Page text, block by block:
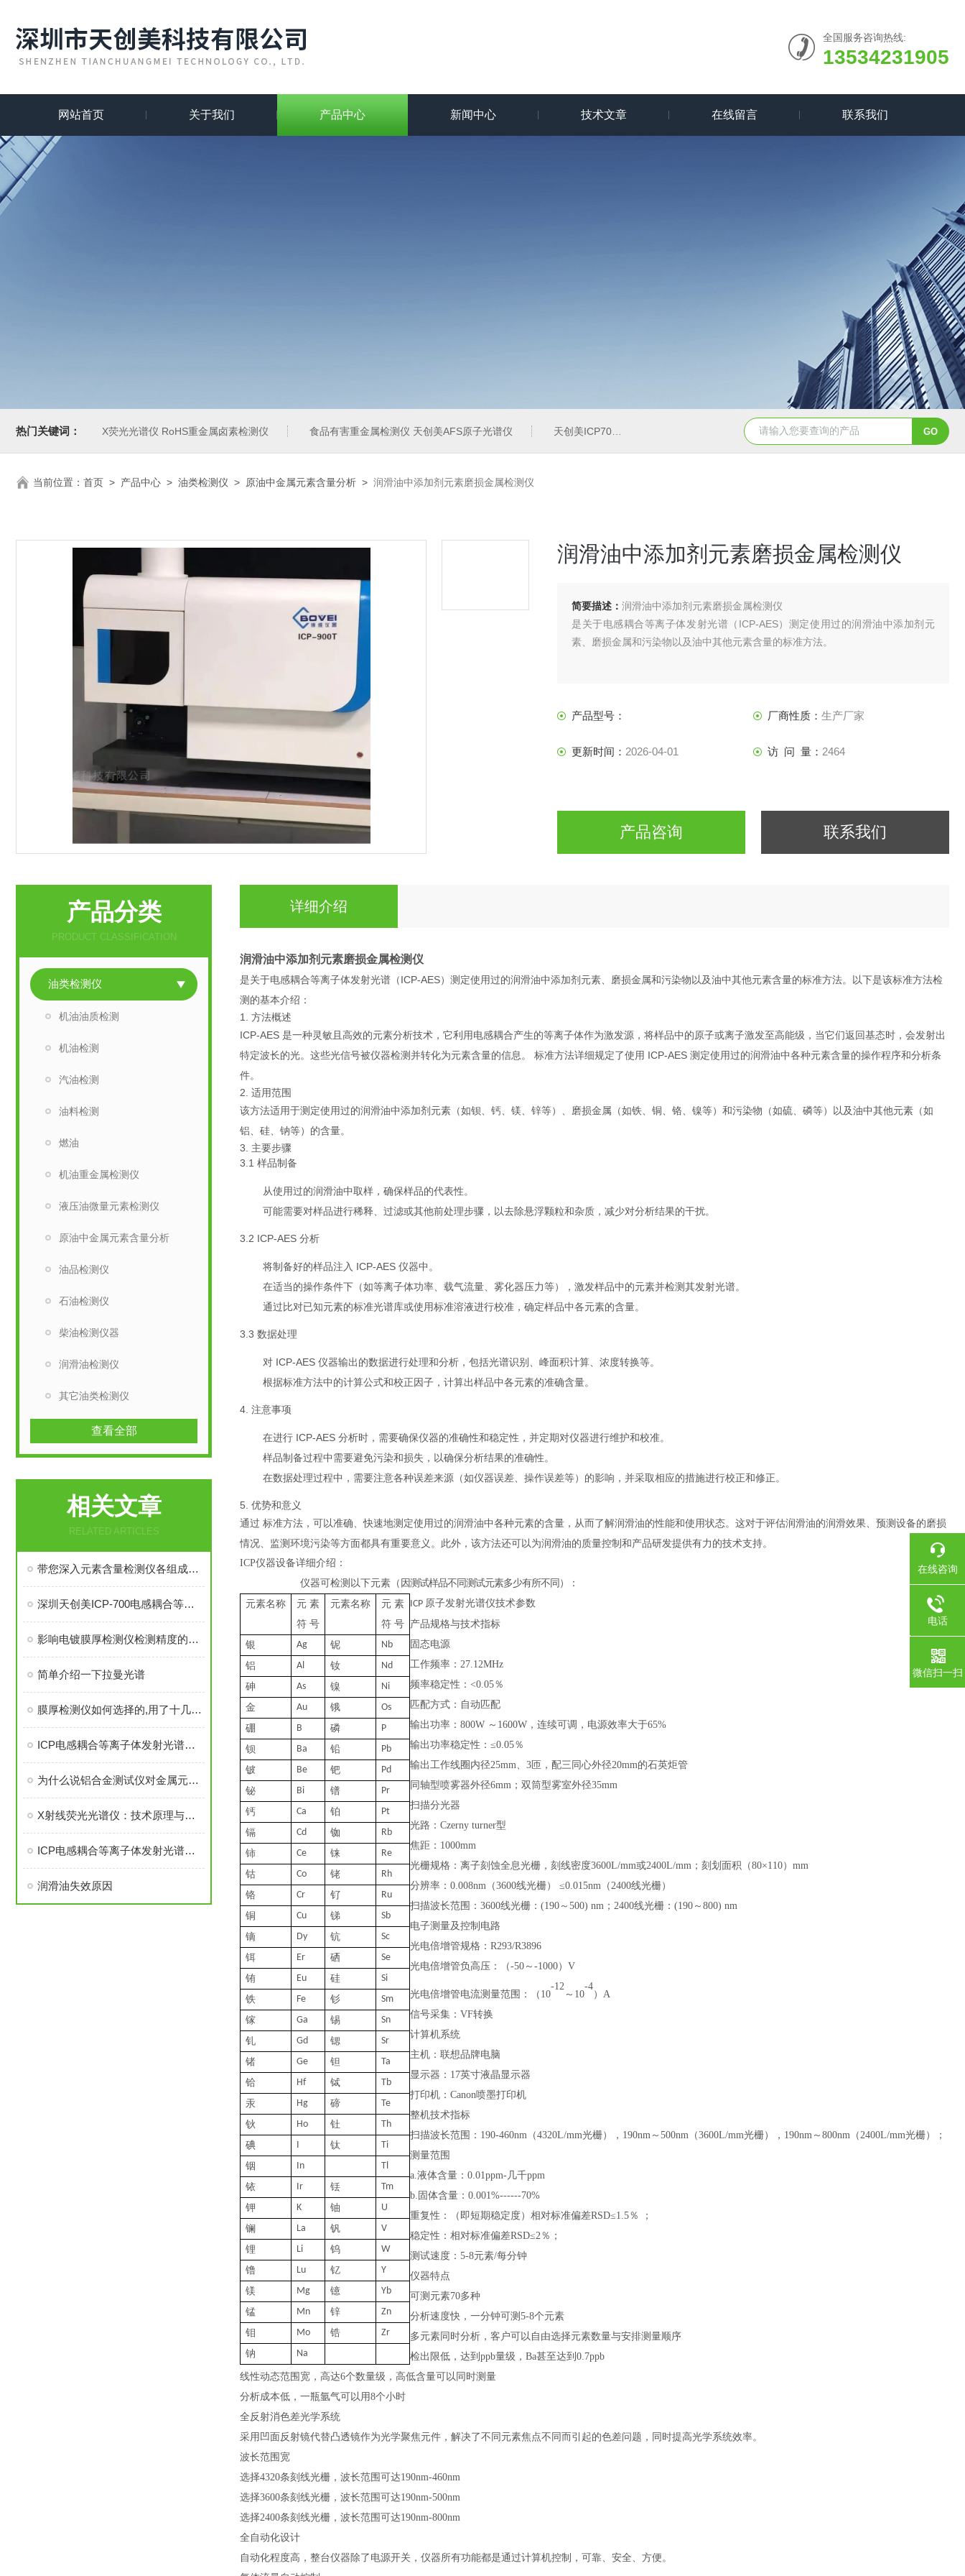
全国服务咨询热线:
13534231905
网站首页 关于我们 产品中心 新闻中心 技术文章 在线留言 联系我们
热门关键词： X荧光光谱仪 RoHS重金属卤素检测仪 食品有害重金属检测仪 天创美AFS原子光谱仪 天创美ICP700T电镀液中金属元素含量检测仪 天创美EDX1800电镀镀层厚度检测仪
当前位置： 首页 > 产品中心 > 油类检测仪 > 原油中金属元素含量分析 > 润滑油中添加剂元素磨损金属检测仪
润滑油中添加剂元素磨损金属检测仪
简要描述： 润滑油中添加剂元素磨损金属检测仪
是关于电感耦合等离子体发射光谱（ICP-AES）测定使用过的润滑油中添加剂元
素、磨损金属和污染物以及油中其他元素含量的标准方法。
产品型号： 厂商性质： 生产厂家
更新时间： 2026-04-01 访 问 量： 2464
产品咨询 联系我们
产品分类
PRODUCT CLASSIFICATION
油类检测仪
机油油质检测
机油检测
汽油检测
油料检测
燃油
机油重金属检测仪
液压油微量元素检测仪
原油中金属元素含量分析
油品检测仪
石油检测仪
柴油检测仪器
润滑油检测仪
其它油类检测仪
查看全部
相关文章
RELATED ARTICLES
带您深入元素含量检测仪各组成部件的功能与特点
深圳天创美ICP-700电感耦合等离子体发射光谱仪 赋能高纯稀土元素精准检测
影响电镀膜厚检测仪检测精度的因素有哪些
简单介绍一下拉曼光谱
膜厚检测仪如何选择的,用了十几年你不一会买
ICP电感耦合等离子体发射光谱仪安装流程
为什么说铝合金测试仪对金属元素具有杰出的分析性能
X射线荧光光谱仪：技术原理与前沿应用探索
ICP电感耦合等离子体发射光谱仪在使用过程中的故障分析及排查
润滑油失效原因
详细介绍
润滑油中添加剂元素磨损金属检测仪
是关于电感耦合等离子体发射光谱（ICP-AES）测定使用过的润滑油中添加剂元素、磨损金属和污染物以及油中其他元素含量的标准方法。以下是该标准方法检
测的基本介绍：
1. 方法概述
ICP-AES 是一种灵敏且高效的元素分析技术，它利用电感耦合产生的等离子体作为激发源，将样品中的原子或离子激发至高能级，当它们返回基态时，会发射出
特定波长的光。这些光信号被仪器检测并转化为元素含量的信息。 标准方法详细规定了使用 ICP-AES 测定使用过的润滑油中各种元素含量的操作程序和分析条
件。
2. 适用范围
该方法适用于测定使用过的润滑油中添加剂元素（如钡、钙、镁、锌等）、磨损金属（如铁、铜、铬、镍等）和污染物（如硫、磷等）以及油中其他元素（如
铝、硅、钠等）的含量。
3. 主要步骤
3.1 样品制备
从使用过的润滑油中取样，确保样品的代表性。
可能需要对样品进行稀释、过滤或其他前处理步骤，以去除悬浮颗粒和杂质，减少对分析结果的干扰。
3.2 ICP-AES 分析
将制备好的样品注入 ICP-AES 仪器中。
在适当的操作条件下（如等离子体功率、载气流量、雾化器压力等），激发样品中的元素并检测其发射光谱。
通过比对已知元素的标准光谱库或使用标准溶液进行校准，确定样品中各元素的含量。
3.3 数据处理
对 ICP-AES 仪器输出的数据进行处理和分析，包括光谱识别、峰面积计算、浓度转换等。
根据标准方法中的计算公式和校正因子，计算出样品中各元素的准确含量。
4. 注意事项
在进行 ICP-AES 分析时，需要确保仪器的准确性和稳定性，并定期对仪器进行维护和校准。
样品制备过程中需要避免污染和损失，以确保分析结果的准确性。
在数据处理过程中，需要注意各种误差来源（如仪器误差、操作误差等）的影响，并采取相应的措施进行校正和修正。
5. 优势和意义
通过 标准方法，可以准确、快速地测定使用过的润滑油中各种元素的含量，从而了解润滑油的性能和使用状态。这对于评估润滑油的润滑效果、预测设备的磨损
情况、监测环境污染等方面都具有重要意义。此外，该方法还可以为润滑油的质量控制和产品研发提供有力的技术支持。
ICP仪器设备详细介绍：
仪器可检测 以下元素 （ 因测试样品不同测试元素多少有所不同）：
元素名称
元 素
符 号
元素名称 元 素
符 号
银
Ag 铌 Nb
铝
Al 钕 Nd
砷
As 镍 Ni
金
Au 锇 Os
硼
B 磷
P
钡
Ba 铅 Pb
铍
Be 钯 Pd
铋
Bi 镨 Pr
钙
Ca 铂 Pt
镉
Cd 铷
Rb
铈
Ce 铼
Re
钴
Co 铑
Rh
铬
Cr 钌
Ru
铜
Cu 锑
Sb
镝
Dy 钪
Sc
铒
Er 硒
Se
铕
Eu 硅
Si
铁
Fe 钐
Sm
镓
Ga 锡
Sn
钆
Gd 锶
Sr
锗
Ge 钽 Ta
铪
Hf 铽
Tb
汞
Hg 碲 Te
钬
Ho 钍 Th
碘
I 钛
Ti
铟
In
Tl
铱
Ir 铥
Tm
钾
K 铀
U
镧
La 钒
V
锂
Li 钨
W
镥
Lu 钇
Y
镁
Mg 镱
Yb
锰
Mn 锌
Zn
钼
Mo 锆
Zr
钠
Na
ICP 原子发射光谱仪技术参数
产品规格与技术指标
固态电源
工作频率： 27.12MHz
频率稳定性： <0.05％
匹配方式：自动匹配
输出功率： 800W ～1600W，连续可调，电源效率大于65%
输出功率稳定性： ≤0.05％
输出工作线圈内径25mm、3匝，配三同心外径20mm的石英炬管
同轴型喷雾器外径6mm；双筒型雾室外径35mm
扫描分光器
光路： Czerny turner型
焦距： 1000mm
光栅规格：离子刻蚀全息光栅，刻线密度3600L/mm或2400L/mm；刻划面积（80×110）mm
分辨率： 0.008nm（3600线光栅） ≤0.015nm（2400线光栅）
扫描波长范围： 3600线光栅：(190～500) nm；2400线光栅：(190～800) nm
电子测量及控制电路
光电倍增管规格： R293/R3896
光电倍增管负高压：（-50～-1000）V
光电倍增管电流测量范围：（ 10
-12
～ 10
-4
） A
信号采集： VF转换
计算机系统
主机：联想品牌电脑
显示器： 17英寸液晶显示器
打印机： Canon喷墨打印机
整机技术指标
扫描波长范围： 190-460nm（4320L/mm光栅），190nm～500nm（3600L/mm光栅），190nm～800nm（2400L/mm光栅）；
测量范围
a.液体含量：0.01ppm-几千ppm
b.固体含量：0.001%------70%
重复性：（即短期稳定度）相对标准偏差RSD≤1.5％ ；
稳定性：相对标准偏差RSD≤2％；
测试速度： 5-8元素/每分钟
仪器特点
可测元素70多种
分析速度快，一分钟可测 5-8个元素
多元素同时分析，客户可以自由选择元素数量与安排测量顺序
检出限低，达到 ppb量级，Ba甚至达到0.7ppb
线性动态范围宽，高达6个数量级，高低含量可以同时测量
分析成本低，一瓶氩气可以用8个小时
全反射消色差光学系统
采用凹面反射镜代替凸透镜作为光学聚焦元件，解决了不同元素焦点不同而引起的色差问题，同时提高光学系统效率。
波长范围宽
选择4320条刻线光栅，波长范围可达190nm-460nm
选择3600条刻线光栅，波长范围可达190nm-500nm
选择2400条刻线光栅，波长范围可达190nm-800nm
全自动化设计
自动化程度高，整台仪器除了电源开关，仪器所有功能都是通过计算机控制，可靠、安全、方便。
在线咨询
电话
微信扫一扫